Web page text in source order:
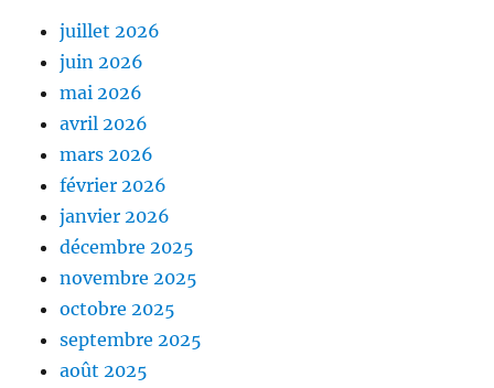
juillet 2026
juin 2026
mai 2026
avril 2026
mars 2026
février 2026
janvier 2026
décembre 2025
novembre 2025
octobre 2025
septembre 2025
août 2025